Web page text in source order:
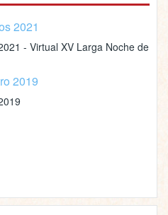
2021
- Virtual XV Larga Noche de
2019